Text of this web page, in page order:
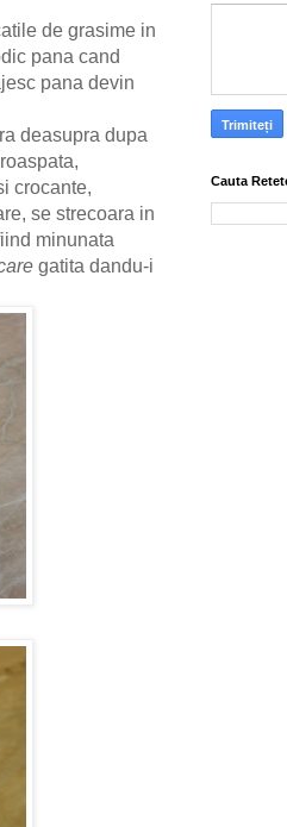
de grasime in
pana cand
pana devin
deasupra dupa
crocante,
se strecoara in
minunata
gatita dandu-i
Cauta